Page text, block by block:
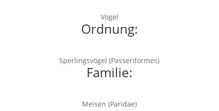
Vögel
Ordnung:
Sperlingsvögel (Passeriformes)
Familie:
Meisen (Paridae)